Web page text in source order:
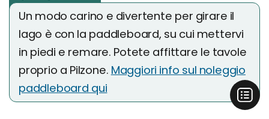
Un modo carino e divertente per girare il
lago è con la paddleboard, su cui mettervi
in piedi e remare. Potete affittare le tavole
proprio a Pilzone. Maggiori info sul noleggio
paddleboard qui